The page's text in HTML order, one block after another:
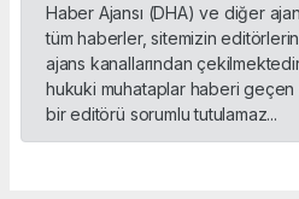
Haber Ajansı (DHA) ve diğer
tüm haberler, sitemizin
ajans kanallarından
hukuki muhataplar haberi geçen
bir editörü sorumlu tutulamaz...